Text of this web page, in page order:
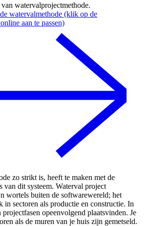
watervalprojectmethode.
watervalmethode (klik op de
aan te passen)
zo strikt is, heeft te maken met de
van dit systeem. Waterval project
wortels buiten de softwarewereld; het
in sectoren als productie en constructie. In
projectfasen opeenvolgend plaatsvinden. Je
als de muren van je huis zijn gemetseld.